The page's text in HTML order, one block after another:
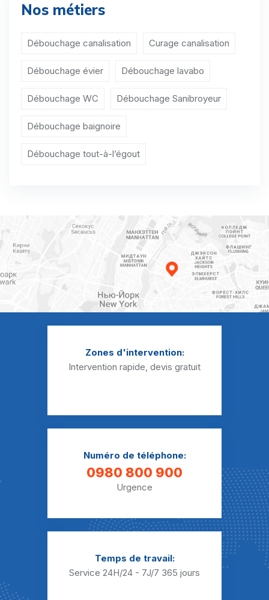
Nos métiers
Débouchage canalisation Curage canalisation
Débouchage évier Débouchage lavabo
Débouchage WC Débouchage Sanibroyeur
Débouchage baignoire
Débouchage tout-à-l’égout
Zones d'intervention:
Intervention rapide, devis gratuit
Numéro de téléphone:
0980 800 900
Urgence
Temps de travail:
Service 24H/24 - 7J/7 365 jours